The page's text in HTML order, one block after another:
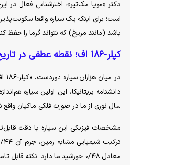
دکتر «مویا مک‌تیر»، اخترشناس فعال در
است؛ برای اینکه یک سیاره واقعا
باشد (مانند مریخ) که نتواند گرما را حفظ
کپلر-۱۸۶ اف؛ نقطه عطفی در تاریخ نجوم
در میان هزاران سیاره دوردست، «کپلر-۱۸۶ اف» که در سال ۲۰۱۴ با داده‌های تلسکوپ فضایی کپلر کشف شد، جایگاه ممتازی دارد. طبق
سال نوری از ما در صورت فلکی ماکیان